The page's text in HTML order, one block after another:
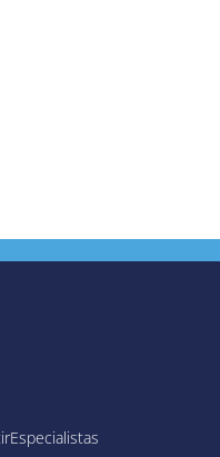
Especialistas